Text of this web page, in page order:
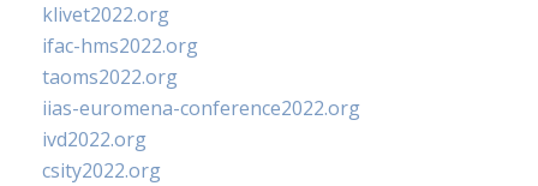
klivet2022.org
ifac-hms2022.org
taoms2022.org
iias-euromena-conference2022.org
ivd2022.org
csity2022.org